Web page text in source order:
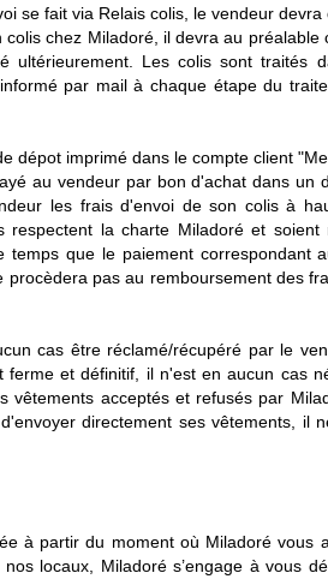
se fait via Relais colis, le vendeur devra
chez Miladoré, il devra au préalable
ultérieurement. Les colis sont traités
par mail à chaque étape du
dépot imprimé dans le compte client
au vendeur par bon d'achat dans un
les frais d'envoi de son colis à
la charte Miladoré et soient
que le paiement correspondant
pas au remboursement des
cas être réclamé/récupéré par le
et définitif, il n'est en aucun cas
vêtements acceptés et refusés par
directement ses vêtements, il
à partir du moment où Miladoré vous
locaux, Miladoré s’engage à vous